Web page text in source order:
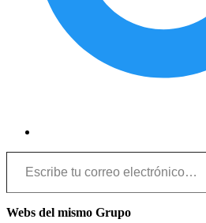
Escribe tu correo electrónico…
Webs del mismo Grupo